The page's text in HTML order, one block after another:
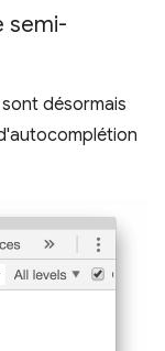
semi-
sont désormais